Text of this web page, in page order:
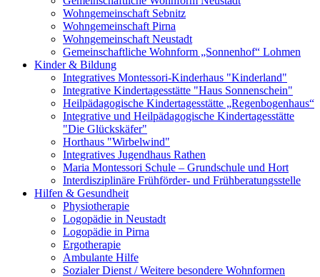
Wohngemeinschaft Sebnitz
Wohngemeinschaft Pirna
Wohngemeinschaft Neustadt
Gemeinschaftliche Wohnform „Sonnenhof“ Lohmen
Kinder & Bildung
Integratives Montessori-Kinderhaus "Kinderland"
Integrative Kindertagesstätte "Haus Sonnenschein"
Heilpädagogische Kindertagesstätte „Regenbogenhaus“
Integrative und Heilpädagogische Kindertagesstätte
"Die Glückskäfer"
Horthaus "Wirbelwind"
Integratives Jugendhaus Rathen
Maria Montessori Schule – Grundschule und Hort
Interdisziplinäre Frühförder- und Frühberatungsstelle
Hilfen & Gesundheit
Physiotherapie
Logopädie in Neustadt
Logopädie in Pirna
Ergotherapie
Ambulante Hilfe
Sozialer Dienst / Weitere besondere Wohnformen